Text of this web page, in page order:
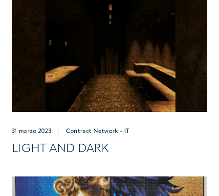
31 marzo 2023 Contract Network - IT
LIGHT AND DARK